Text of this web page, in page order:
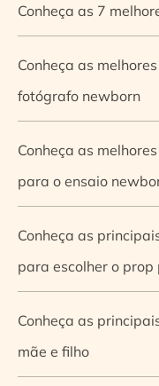
Conheça as 7
Conheça as
fotógrafo newborn
Conheça as
para o ensaio
Conheça as
para escolher o prop
Conheça as
mãe e filho